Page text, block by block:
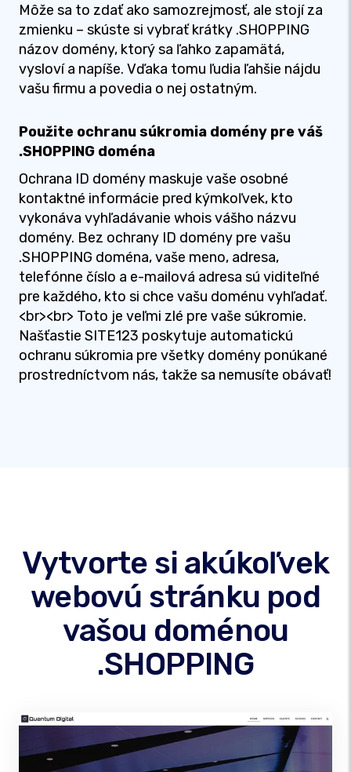
Môže sa to zdať ako samozrejmosť, ale stojí za
zmienku – skúste si vybrať krátky .SHOPPING
názov domény, ktorý sa ľahko zapamätá,
vysloví a napíše. Vďaka tomu ľudia ľahšie nájdu
vašu firmu a povedia o nej ostatným.
Použite ochranu súkromia domény pre váš
.SHOPPING doména
Ochrana ID domény maskuje vaše osobné
kontaktné informácie pred kýmkoľvek, kto
vykonáva vyhľadávanie whois vášho názvu
domény. Bez ochrany ID domény pre vašu
.SHOPPING doména, vaše meno, adresa,
telefónne číslo a e-mailová adresa sú viditeľné
pre každého, kto si chce vašu doménu vyhľadať.
<br><br> Toto je veľmi zlé pre vaše súkromie.
Našťastie SITE123 poskytuje automatickú
ochranu súkromia pre všetky domény ponúkané
prostredníctvom nás, takže sa nemusíte obávať!
Vytvorte si akúkoľvek
webovú stránku pod
vašou doménou
.SHOPPING